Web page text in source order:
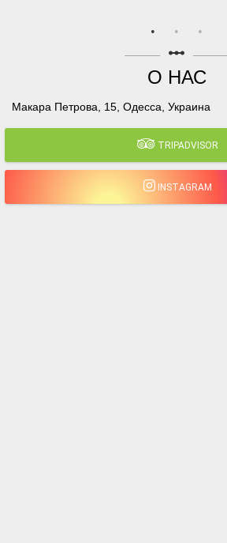
linear_scale
О НАС
Макара Петрова, 15, Одесса, Украина
TRIPADVISOR
INSTAGRAM